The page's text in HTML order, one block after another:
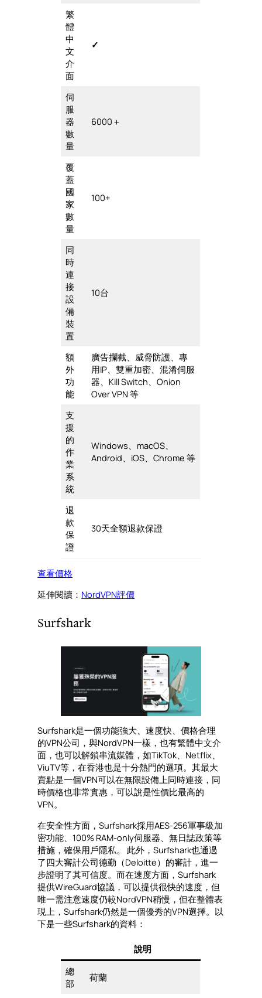
繁
體
中
文
介
面
✓
伺
服
器
數
量
6000＋
覆
蓋
國
家
數
量
100+
同
時
連
接
設
備
裝
置
10台
額
外
功
能
廣告攔截、威脅防護、專
用IP、雙重加密、混淆伺服
器、Kill Switch、Onion
Over VPN 等
支
援
的
作
業
系
統
Windows、macOS、
Android、iOS、Chrome 等
退
款
保
證
30天全額退款保證
查看價格
延伸閱讀： NordVPN評價
Surfshark
Surfshark是一個功能強大、速度快、價格合理
的VPN公司，與NordVPN一樣，也有繁體中文介
面，也可以解鎖串流媒體，如TikTok、Netflix、
ViuTV等，在香港也是十分熱門的選項。其最大
賣點是一個VPN可以在無限設備上同時連接，同
時價格也非常實惠，可以說是性價比最高的
VPN。
在安全性方面，Surfshark採用AES-256軍事級加
密功能、100% RAM-only伺服器、無日誌政策等
措施，確保用戶隱私。 此外，Surfshark也通過
了四大審計公司德勤（Deloitte）的審計，進一
步證明了其可信度。而在速度方面，Surfshark
提供WireGuard協議，可以提供很快的速度，但
唯一需注意速度仍較N၀rdVPN稍慢，但在整體表
現上，Surfshark仍然是一個優秀的VPN選擇。以
下是一些Surfshark的資料：
說明
總
部
荷蘭